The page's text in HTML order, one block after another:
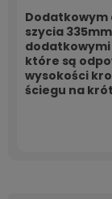
Dodatkowym
szycia
które są
wysokości
ściegu na